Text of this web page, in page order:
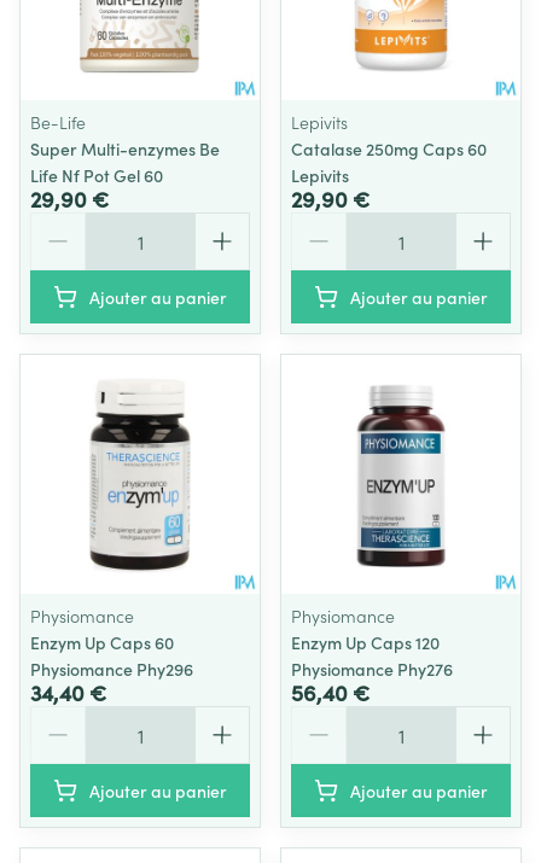
Be-Life
Super Multi-enzymes Be
Life Nf Pot Gel 60
29,90 €
Ajouter au panier
Lepivits
Catalase 250mg Caps 60
Lepivits
29,90 €
Ajouter au panier
Physiomance
Enzym Up Caps 60
Physiomance Phy296
34,40 €
Ajouter au panier
Physiomance
Enzym Up Caps 120
Physiomance Phy276
56,40 €
Ajouter au panier